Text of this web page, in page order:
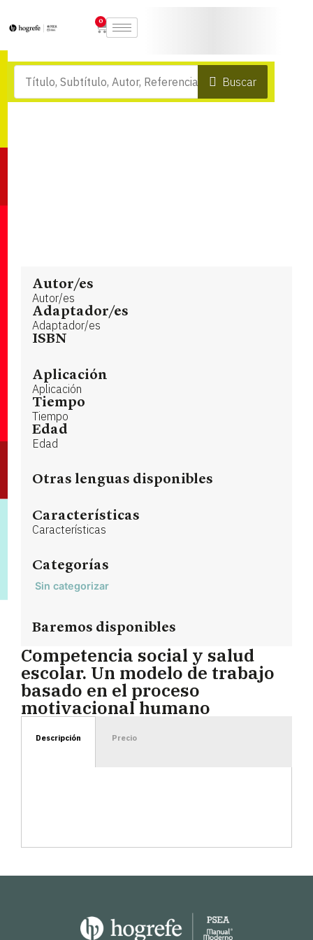
0
Buscar
Autor/es
Autor/es
Adaptador/es
Adaptador/es
ISBN
Aplicación
Aplicación
Tiempo
Tiempo
Edad
Edad
Otras lenguas disponibles
Características
Características
Categorías
Sin categorizar
Baremos disponibles
Competencia social y salud
escolar. Un modelo de trabajo
basado en el proceso
motivacional humano
Descripción Precio